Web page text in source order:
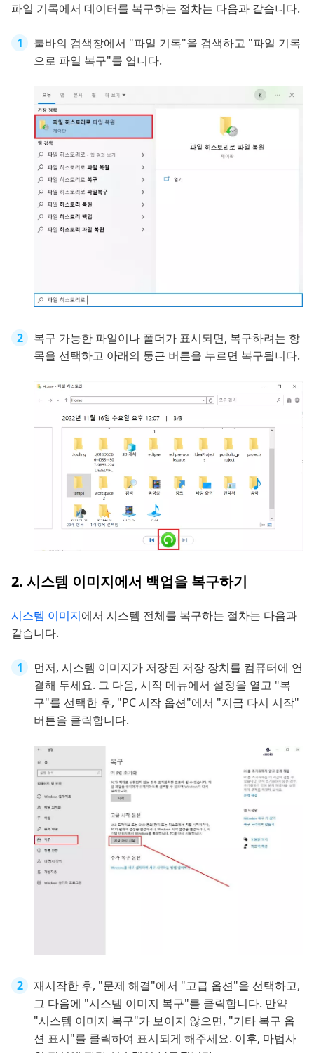
파일 기록에서 데이터를 복구하는 절차는 다음과 같습니다.
툴바의 검색창에서 "파일 기록"을 검색하고 "파일 기록
으로 파일 복구"를 엽니다.
복구 가능한 파일이나 폴더가 표시되면, 복구하려는 항
목을 선택하고 아래의 둥근 버튼을 누르면 복구됩니다.
2. 시스템 이미지에서 백업을 복구하기
시스템 이미지에서 시스템 전체를 복구하는 절차는 다음과
같습니다.
먼저, 시스템 이미지가 저장된 저장 장치를 컴퓨터에 연
결해 두세요. 그 다음, 시작 메뉴에서 설정을 열고 "복
구"를 선택한 후, "PC 시작 옵션"에서 "지금 다시 시작"
버튼을 클릭합니다.
재시작한 후, "문제 해결"에서 "고급 옵션"을 선택하고,
그 다음에 "시스템 이미지 복구"를 클릭합니다. 만약
"시스템 이미지 복구"가 보이지 않으면, "기타 복구 옵
션 표시"를 클릭하여 표시되게 해주세요. 이후, 마법사